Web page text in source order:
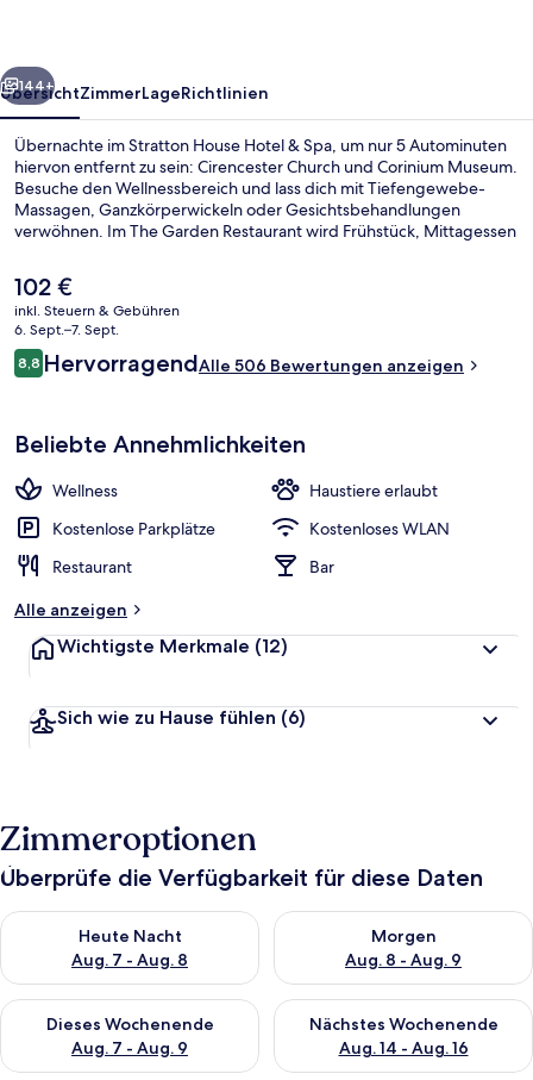
Weiter
144+
ÜbersichtZimmerLageRichtlinien
Übernachte im Stratton House Hotel & Spa, um nur 5 Autominuten
hiervon entfernt zu sein: Cirencester Church und Corinium Museum.
Besuche den Wellnessbereich und lass dich mit Tiefengewebe-
Massagen, Ganzkörperwickeln oder Gesichtsbehandlungen
verwöhnen. Im The Garden Restaurant wird Frühstück, Mittagessen
im Georgianischen Stil eine Loungebar, einen Whirlpool und eine
Sauna. Andere Reisende haben viel Gutes über das hilfsbereite
Personal zu berichten.
Der
aktuelle
Preis
beträgt
102 €.
102 €
inkl. Steuern & Gebühren
6. Sept.–7. Sept.
Bewertungen
8,88,8 von 10.
HervorragendAlle 506 Bewertungen anzeigen
Beliebte Annehmlichkeiten
Wellness
Haustiere erlaubt
Kostenlose Parkplätze
Kostenloses WLAN
Restaurant
Bar
Alle anzeigen
Wichtigste Merkmale (12)
Sich wie zu Hause fühlen (6)
Zimmeroptionen
Überprüfe die Verfügbarkeit für diese Daten
Heute Nacht
Aug. 7 - Aug. 8
Überprüfe die Verfügbarkeit für heute Nacht, Aug. 7 - Aug. 8.
Morgen
Aug. 8 - Aug. 9
Überprüfe die Verfügbarkeit
Dieses Wochenende
Aug. 7 - Aug. 9
Überprüfe die Verfügbarkeit für dieses Wochenende, Aug. 7
Nächstes Wochenende
Aug. 14 - Aug. 16
Überprüfe die Verfügbarkeit